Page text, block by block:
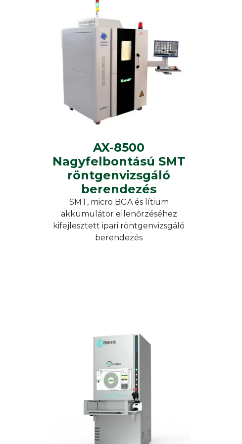
ESD and non-ESD desks, chairs,
additional furniture
Unicomp
Offline X-ray
AX-8500 Nagyfelbontású
SMT röntgenvizsgáló
berendezés
AX-8500
Nagyfelbontású SMT
röntgenvizsgáló
berendezés
SMT, micro BGA és lítium
akkumulátor ellenőrzéséhez
kifejlesztett ipari röntgenvizsgáló
berendezés
Unicomp
Parts counting
CX7000L röntgenes
alkatrészszámláló
berendezés